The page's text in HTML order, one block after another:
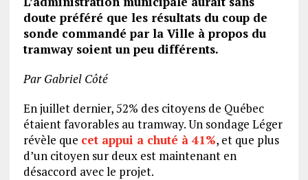
doute préféré que les résultats du coup de
sonde commandé par la Ville à propos du
tramway soient un peu différents.
Par Gabriel Côté
En juillet dernier, 52% des citoyens de Québec
étaient favorables au tramway. Un sondage Léger
révèle que cet appui a chuté à 41%, et que plus
d’un citoyen sur deux est maintenant en
désaccord avec le projet.